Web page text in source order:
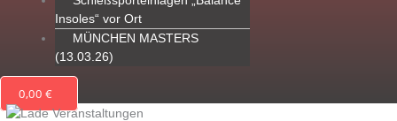
Insoles“ vor Ort
MÜNCHEN MASTERS
(13.03.26)
0,00 €